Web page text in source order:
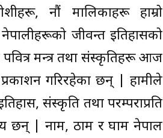
नौं मालिकाहरू हाम्रो
जीवन्त इतिहासको
मन्त्र तथा संस्कृतिहरू आज
गरिरहेका छन् | हामीले
संस्कृति तथा परम्पराप्रति
छन् | नाम, ठाम र घाम नेपाल